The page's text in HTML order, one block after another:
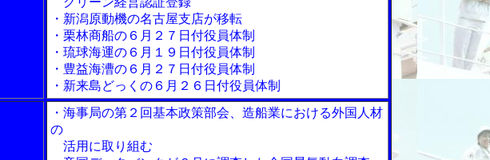
・新潟原動機の名古屋支店が移転
・栗林商船の６月２７日付役員体制
・琉球海運の６月１９日付役員体制
・豊益海漕の６月２７日付役員体制
・新来島どっくの６月２６日付役員体制
・海事局の第２回基本政策部会、造船業における外国人材
の
活用に取り組む